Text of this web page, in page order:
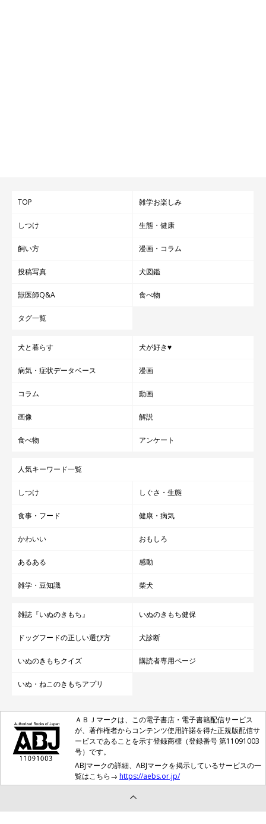
TOP 雑学お楽しみ
しつけ 生態・健康
飼い方 漫画・コラム
投稿写真 犬図鑑
獣医師Q&A 食べ物
タグ一覧
犬と暮らす 犬が好き♥
病気・症状データベース 漫画
コラム 動画
画像 解説
食べ物 アンケート
人気キーワード一覧
しつけ しぐさ・生態
食事・フード 健康・病気
かわいい おもしろ
あるある 感動
雑学・豆知識 柴犬
雑誌『いぬのきもち』 いぬのきもち健保
ドッグフードの正しい選び方 犬診断
いぬのきもちクイズ 購読者専用ページ
いぬ・ねこのきもちアプリ
ＡＢＪマークは、この電子書店・電子書籍配信サービス
が、著作権者からコンテンツ使用許諾を得た正規版配信サ
ービスであることを示す登録商標（登録番号 第11091003
号）です。
ABJマークの詳細、ABJマークを掲示しているサービスの一
覧はこちら→ https://aebs.or.jp/